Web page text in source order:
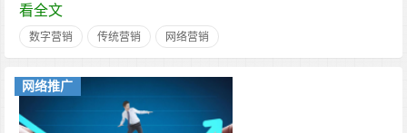
看全文
数字营销 传统营销 网络营销
网络推广